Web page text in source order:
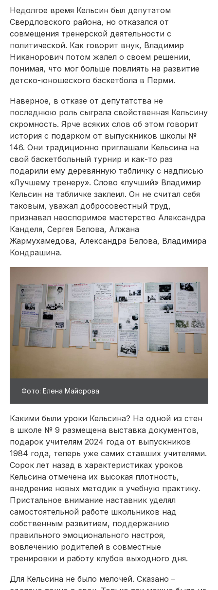
Недолгое время Кельсин был депутатом
Свердловского района, но отказался от
совмещения тренерской деятельности с
политической. Как говорит внук, Владимир
Никанорович потом жалел о своем решении,
понимая, что мог больше повлиять на развитие
детско-юношеского баскетбола в Перми.
Наверное, в отказе от депутатства не
последнюю роль сыграла свойственная Кельсину
скромность. Ярче всяких слов об этом говорит
история с подарком от выпускников школы №
146. Они традиционно приглашали Кельсина на
свой баскетбольный турнир и как-то раз
подарили ему деревянную табличку с надписью
«Лучшему тренеру». Слово «лучший» Владимир
Кельсин на табличке заклеил. Он не считал себя
таковым, уважал добросовестный труд,
признавал неоспоримое мастерство Александра
Канделя, Сергея Белова, Алжана
Жармухамедова, Александра Белова, Владимира
Кондрашина.
Фото: Елена Майорова
Какими были уроки Кельсина? На одной из стен
в школе № 9 размещена выставка документов,
подарок учителям 2024 года от выпускников
1984 года, теперь уже самих ставших учителями.
Сорок лет назад в характеристиках уроков
Кельсина отмечена их высокая плотность,
внедрение новых методик в учебную практику.
Пристальное внимание наставник уделял
самостоятельной работе школьников над
собственным развитием, поддержанию
правильного эмоционального настроя,
вовлечению родителей в совместные
тренировки и работу клубов выходного дня.
Для Кельсина не было мелочей. Сказано –